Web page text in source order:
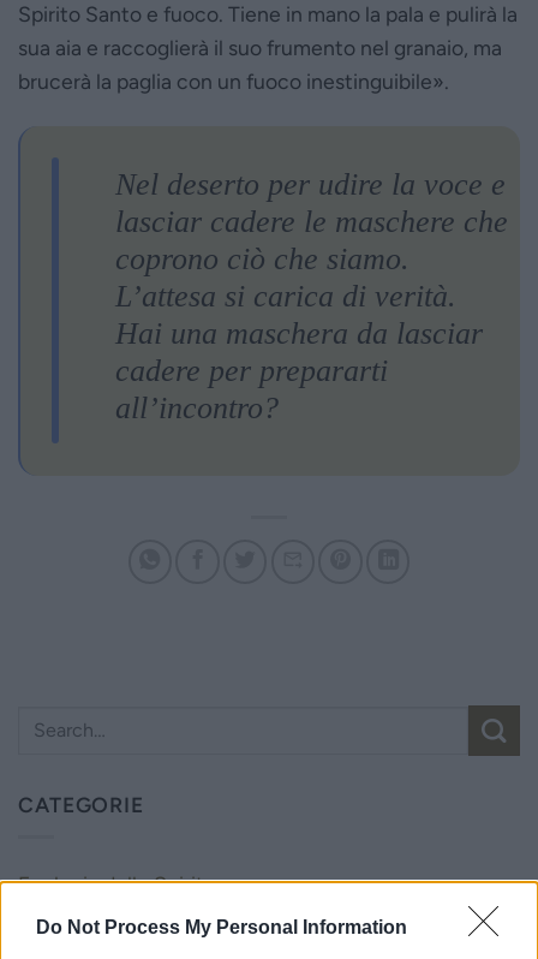
Do Not Process My Personal Information
CATEGORIE
Ecologia dello Spirito
Novità dall'Associazione
Spirito Santo e fuoco. Tiene in mano la pala e pulirà la
sua aia e raccoglierà il suo frumento nel granaio, ma
brucerà la paglia con un fuoco inestinguibile».
Nel deserto per udire la voce e
lasciar cadere le maschere che
coprono ciò che siamo.
L’attesa si carica di verità.
Hai una maschera da lasciar
cadere per prepararti
all’incontro?